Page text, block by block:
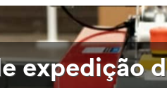
expedição